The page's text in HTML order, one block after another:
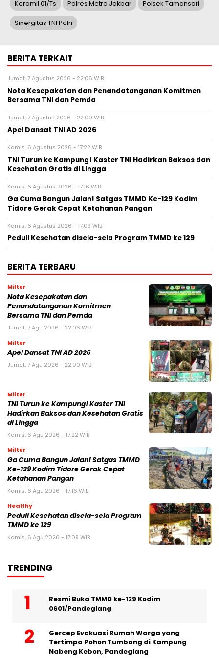
Koramil 01/Ts Polres Metro Jakbar Polsek Tamansari
Sinergitas TNI Polri
BERITA TERKAIT
Jumat, 7 Agustus 2026 - 22:06 WIB
Nota Kesepakatan dan Penandatanganan Komitmen
Bersama TNI dan Pemda
Jumat, 7 Agustus 2026 - 22:00 WIB
Apel Dansat TNI AD 2026
Kamis, 6 Agustus 2026 - 17:22 WIB
TNI Turun ke Kampung! Kaster TNI Hadirkan Baksos dan
Kesehatan Gratis di Lingga
Kamis, 6 Agustus 2026 - 17:16 WIB
Ga Cuma Bangun Jalan! Satgas TMMD Ke-129 Kodim
Tidore Gerak Cepat Ketahanan Pangan
Kamis, 6 Agustus 2026 - 17:09 WIB
Peduli Kesehatan disela-sela Program TMMD ke 129
BERITA TERBARU
Milter
Nota Kesepakatan dan
Penandatanganan Komitmen
Bersama TNI dan Pemda
Jumat, 7 Agu 2026 - 22:06 WIB
Milter
Apel Dansat TNI AD 2026
Jumat, 7 Agu 2026 - 22:00 WIB
Milter
TNI Turun ke Kampung! Kaster TNI
Hadirkan Baksos dan Kesehatan Gratis
di Lingga
Kamis, 6 Agu 2026 - 17:22 WIB
Milter
Ga Cuma Bangun Jalan! Satgas TMMD
Ke-129 Kodim Tidore Gerak Cepat
Ketahanan Pangan
Kamis, 6 Agu 2026 - 17:16 WIB
Healthy
Peduli Kesehatan disela-sela Program
TMMD ke 129
Kamis, 6 Agu 2026 - 17:09 WIB
TRENDING
Resmi Buka TMMD ke-129 Kodim
0601/Pandeglang
Gercep Evakuasi Rumah Warga yang
Tertimpa Pohon Tumbang di Kampung
Nabeng Kebon, Pandeglang